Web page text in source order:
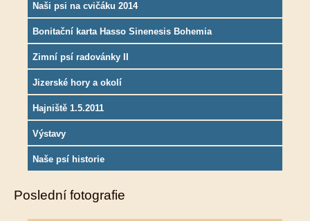
Naši psi na cvičáku 2014
Bonitační karta Hasso Sinenesis Bohemia
Zimní psí radovánky II
Jizerské hory a okolí
Hajniště 1.5.2011
Výstavy
Naše psí historie
Poslední fotografie